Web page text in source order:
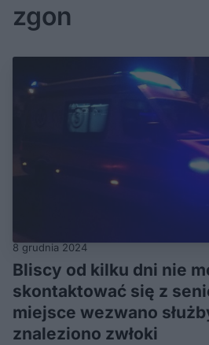
zgon
8 grudnia 2024
Bliscy od kilku dni nie
skontaktować się z
miejsce wezwano
znaleziono zwłoki